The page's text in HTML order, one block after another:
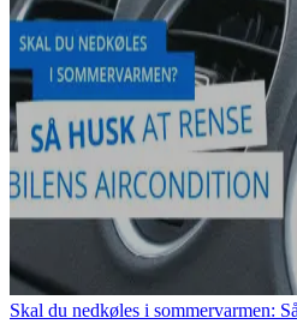
Skal du nedkøles i sommervarmen: